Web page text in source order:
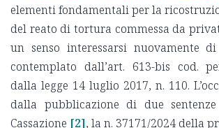
elementi fondamentali per la
del reato di tortura commessa da
un senso interessarsi nuovamente
contemplato dall’art. 613-bis cod.
dalla legge 14 luglio 2017, n. 110.
dalla pubblicazione di due
Cassazione [2], la n. 37171/2024 della